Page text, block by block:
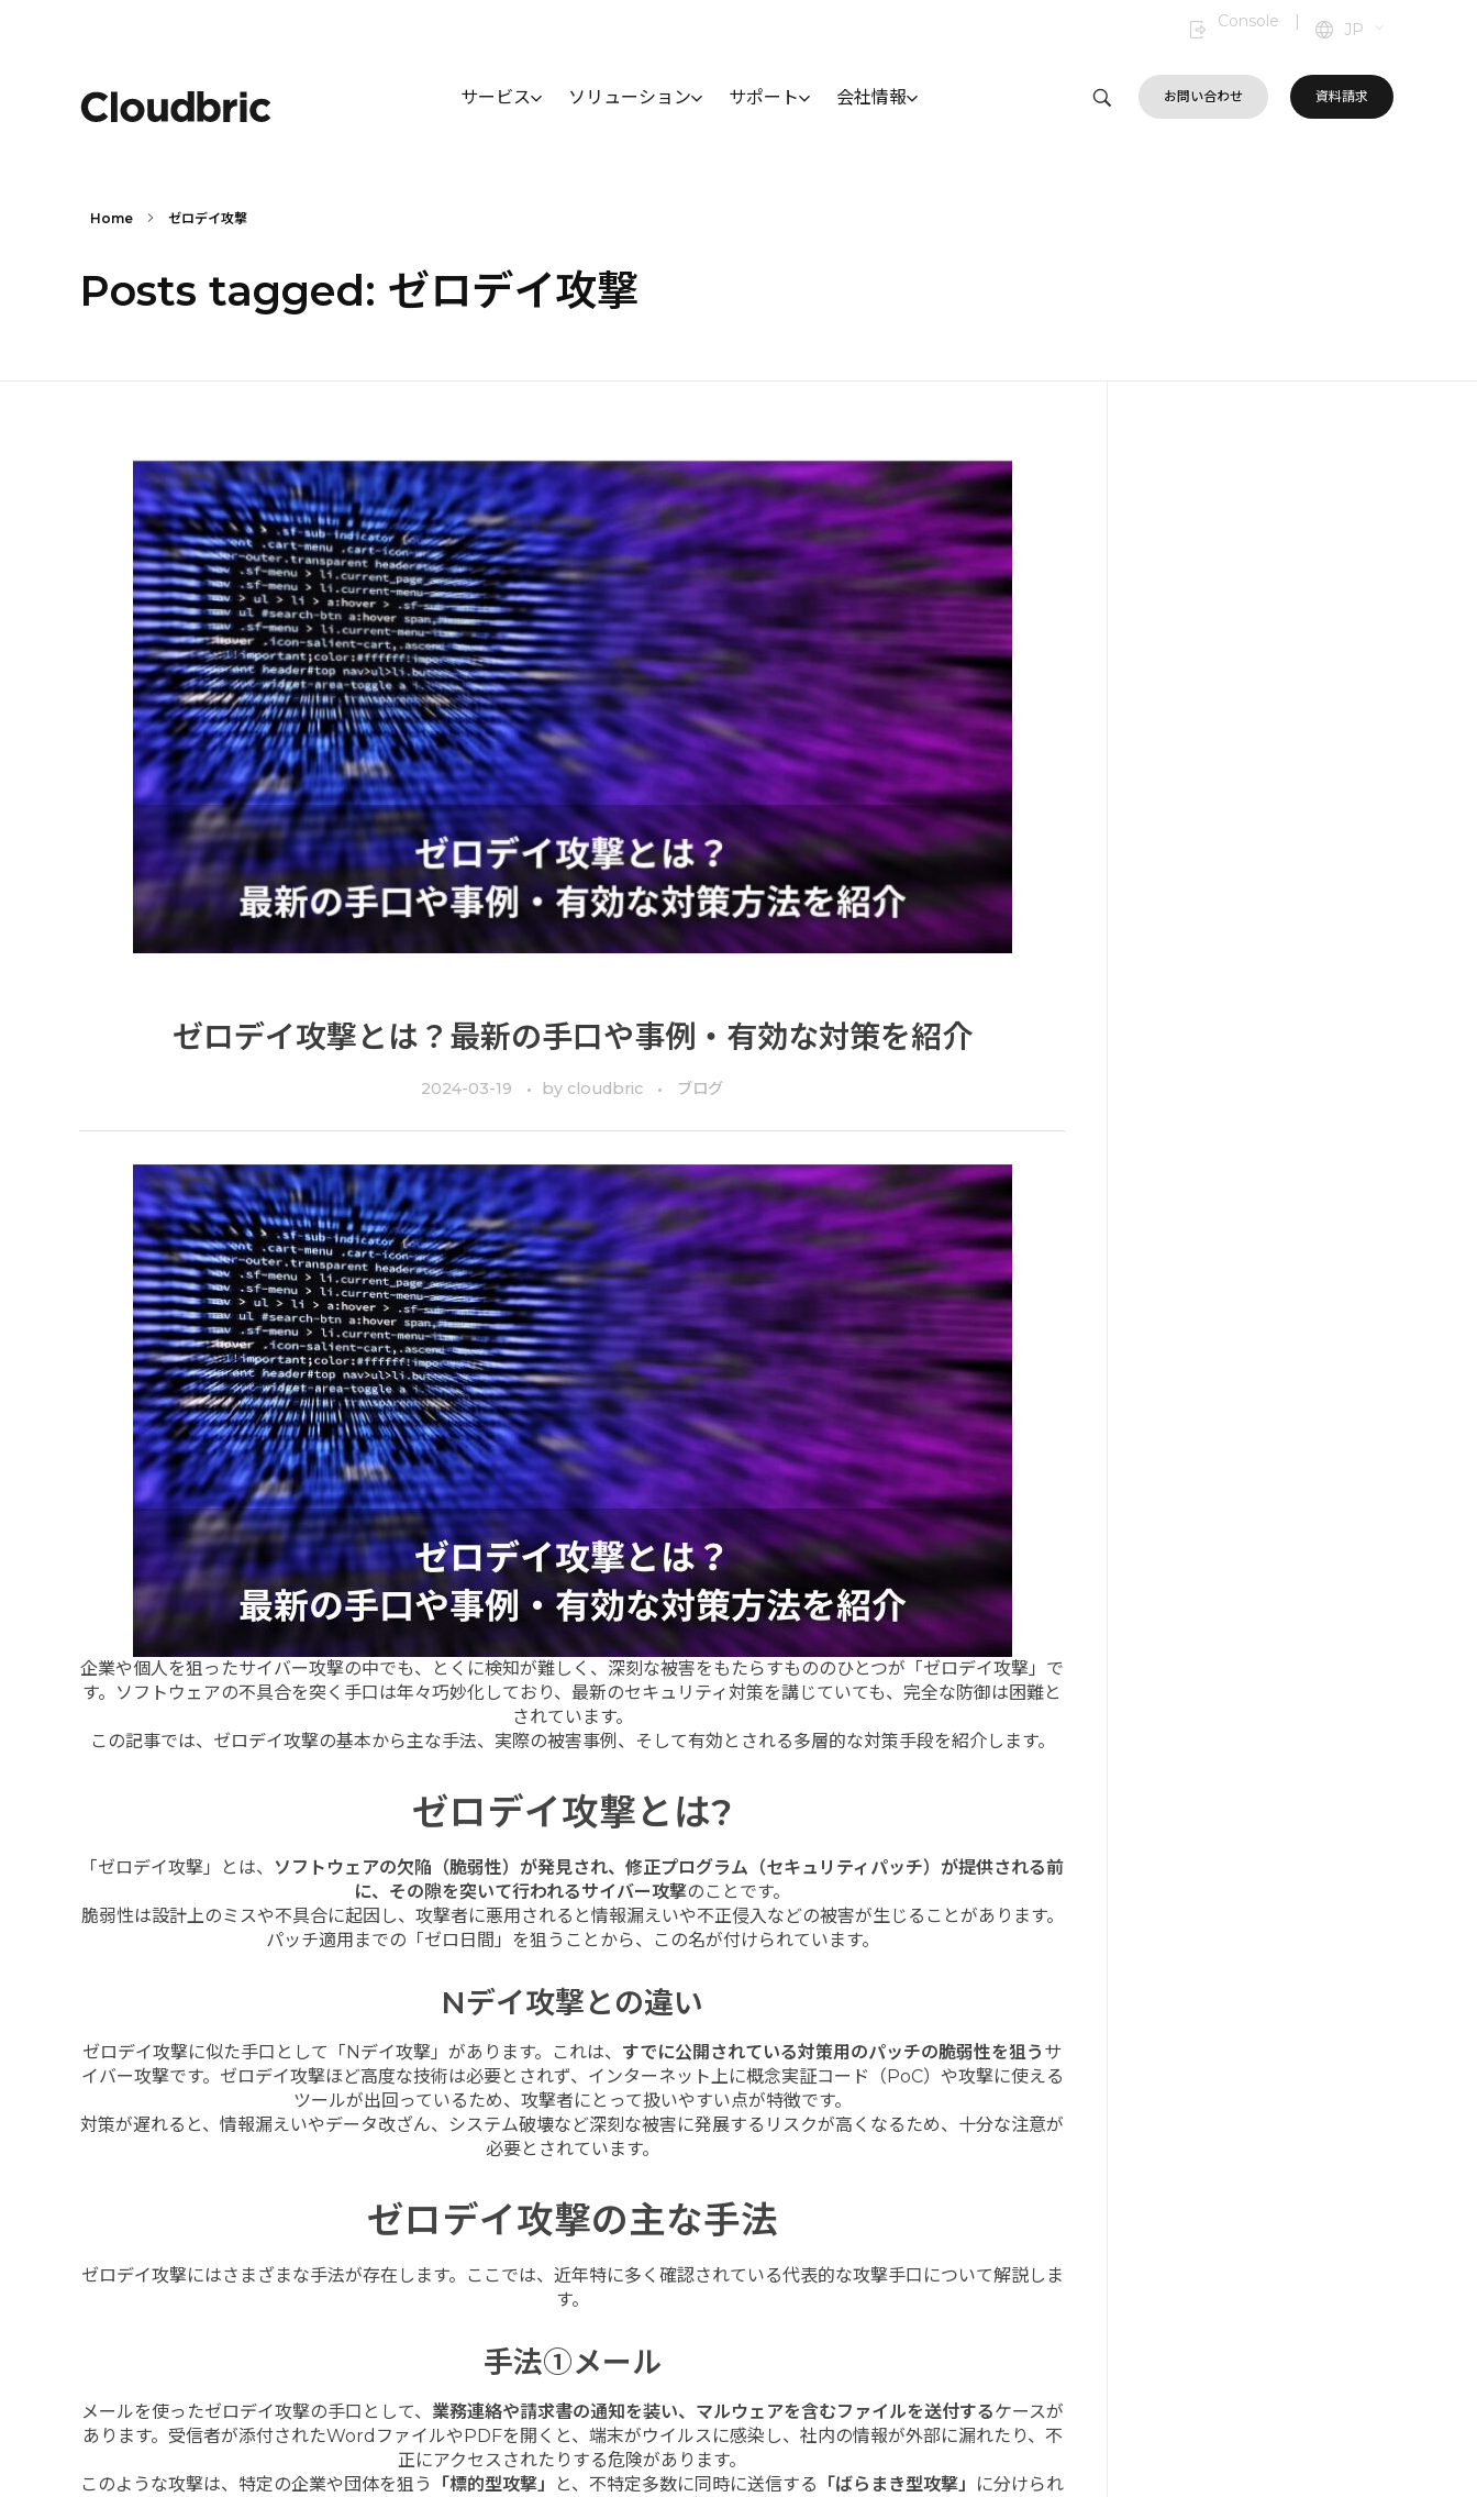
Console | JP
サービス ソリューション サポート 会社情報 お問い合わせ 資料請求
Home ゼロデイ攻撃
Posts tagged: ゼロデイ攻撃
ゼロデイ攻撃とは？最新の手口や事例・有効な対策を紹介
2024-03-19 by cloudbric ブログ
企業や個人を狙ったサイバー攻撃の中でも、とくに検知が難しく、深刻な被害をもたらすもののひとつが「ゼロデイ攻撃」で
す。ソフトウェアの不具合を突く手口は年々巧妙化しており、最新のセキュリティ対策を講じていても、完全な防御は困難と
されています。
この記事では、ゼロデイ攻撃の基本から主な手法、実際の被害事例、そして有効とされる多層的な対策手段を紹介します。
ゼロデイ攻撃とは?
「ゼロデイ攻撃」とは、
ソフトウェアの欠陥（脆弱性）が発見され、修正プログラム（セキュリティパッチ）が提供される前
に、その隙を突いて行われるサイバー攻撃のことです。
脆弱性は設計上のミスや不具合に起因し、攻撃者に悪用されると情報漏えいや不正侵入などの被害が生じることがあります。
パッチ適用までの「ゼロ日間」を狙うことから、この名が付けられています。
Nデイ攻撃との違い
ゼロデイ攻撃に似た手口として「Nデイ攻撃」があります。これは、 すでに公開されている対策用のパッチの脆弱性を狙う サ
イバー攻撃です。ゼロデイ攻撃ほど高度な技術は必要とされず、インターネット上に概念実証コード（PoC）や攻撃に使える
ツールが出回っているため、攻撃者にとって扱いやすい点が特徴です。
対策が遅れると、情報漏えいやデータ改ざん、システム破壊など深刻な被害に発展するリスクが高くなるため、十分な注意が
必要とされています。
ゼロデイ攻撃の主な手法
ゼロデイ攻撃にはさまざまな手法が存在します。ここでは、近年特に多く確認されている代表的な攻撃手口について解説しま
す。
手法①メール
メールを使ったゼロデイ攻撃の手口として、 業務連絡や請求書の通知を装い、マルウェアを含むファイルを送付するケースが
あります。受信者が添付されたWordファイルやPDFを開くと、端末がウイルスに感染し、社内の情報が外部に漏れたり、不
正にアクセスされたりする危険があります。
このような攻撃は、特定の企業や団体を狙う
「標的型攻撃」 と、不特定多数に同時に送信する 「ばらまき型攻撃」
に分けられ